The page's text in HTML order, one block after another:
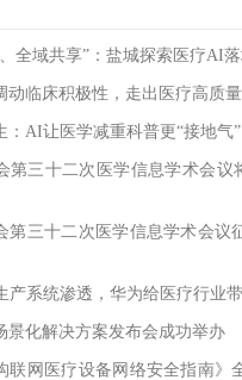
全域共享”：盐城探索医疗AI
动临床积极性，走出医疗高质
：AI让医学减重科普更“接地气”
第三十二次医学信息学术会议
第三十二次医学信息学术会议
产系统渗透，华为给医疗行业
景化解决方案发布会成功举办
联网医疗设备网络安全指南》